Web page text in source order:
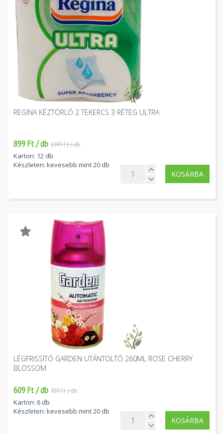
REGINA KÉZTÖRLŐ 2 TEKERCS 3 RÉTEG ULTRA
899 Ft / db 1049 Ft / db
Karton: 12 db
Készleten: kevesebb mint 20 db
KOSÁRBA
LÉGFRISSÍTŐ GARDEN UTÁNTÖLTŐ 260ML ROSE CHERRY
BLOSSOM
609 Ft / db 709 Ft / db
Karton: 6 db
Készleten: kevesebb mint 20 db
KOSÁRBA